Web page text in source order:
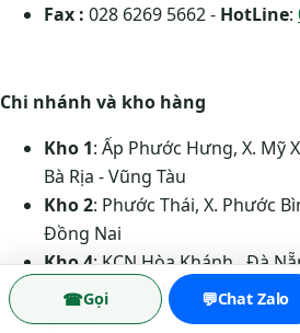
Fax : 028 6269 5662 - HotLine:
Chi nhánh và kho hàng
Kho 1: Ấp Phước Hưng, X. Mỹ
Bà Rịa - Vũng Tàu
Kho 2: Phước Thái, X. Phước
Đồng Nai
Kho 4: KCN Hòa Khánh , Đà
Kho 5:KCN Ô Mô, Phường
Tp.Cần Thơ
☎Gọi 💬Chat Zalo